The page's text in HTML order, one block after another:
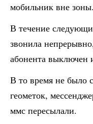
мобильник вне зоны.
В течение
звонила
абонента выключен
В то время не было
геометок,
ммс пересылали.